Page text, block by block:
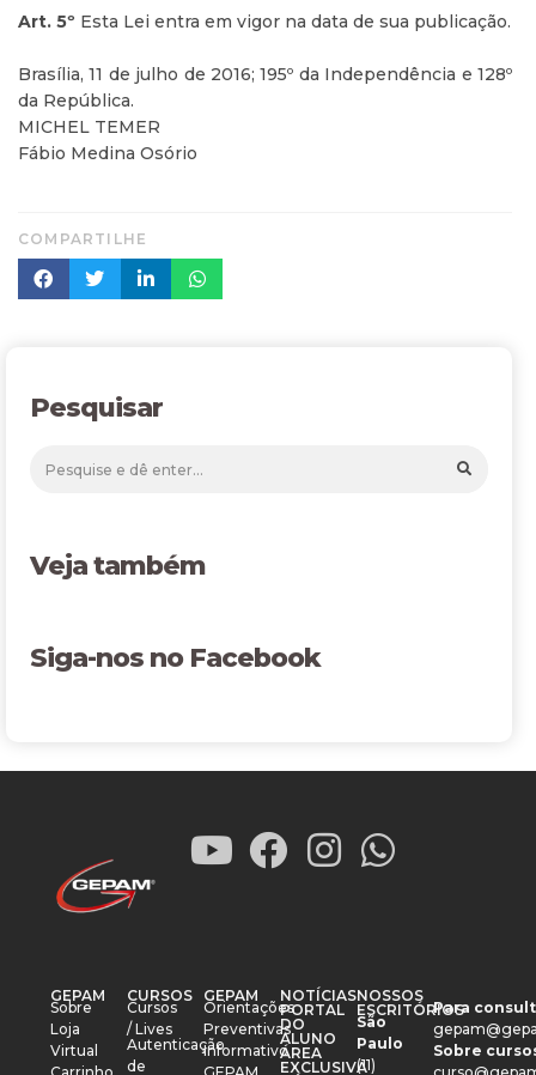
Art. 5º Esta Lei entra em vigor na data de sua publicação.
Brasília, 11 de julho de 2016; 195º da Independência e 128º
da República.
MICHEL TEMER
Fábio Medina Osório
COMPARTILHE
Pesquisar
Veja também
Siga-nos no Facebook
GEPAM
Sobre
Loja
Virtual
CURSOS
Cursos
/ Lives
Autenticação
de
GEPAM
Orientações
Preventivas
Informativo
NOTÍCIAS
PORTAL
DO
ALUNO
ÁREA
EXCLUSIVA
NOSSOS
ESCRITÓRIOS
São
Paulo
(11)
Para
Sobre